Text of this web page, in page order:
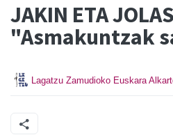
JAKIN ETA JOLAS
"Asmakuntzak
Lagatzu Zamudioko Euskara